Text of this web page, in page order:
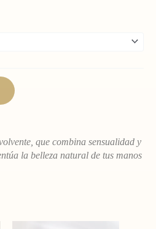
que combina sensualidad y
la belleza natural de tus manos